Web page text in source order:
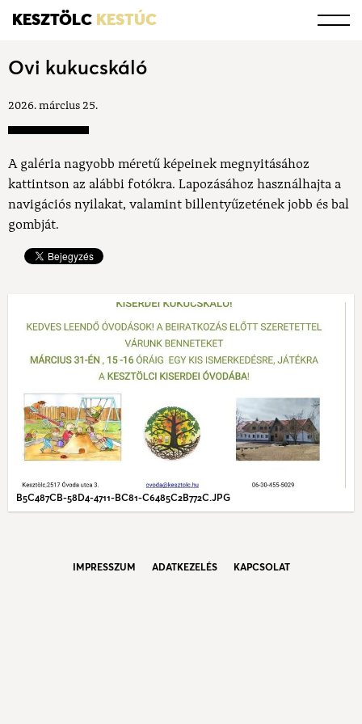
KESZTÖLC KESTÚC
Ovi kukucskáló
2026. március 25.
A galéria nagyobb méretű képeinek megnyitásához
kattintson az alábbi fotókra. Lapozásához használhajta a
navigációs nyilakat, valamint billentyűzetének jobb és bal
gombját.
B5C487CB-58D4-4711-BC81-C6485C2B772C.JPG
IMPRESSZUM ADATKEZELÉS KAPCSOLAT